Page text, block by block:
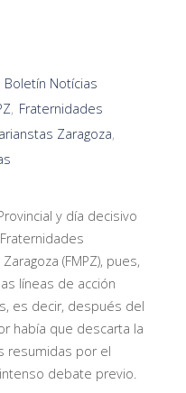
Boletín Notícias
, Fraternidades
Zaragoza,
y día decisivo
(FMPZ), pues,
líneas de acción
es decir, después del
había que descarta la
resumidas por el
debate previo.